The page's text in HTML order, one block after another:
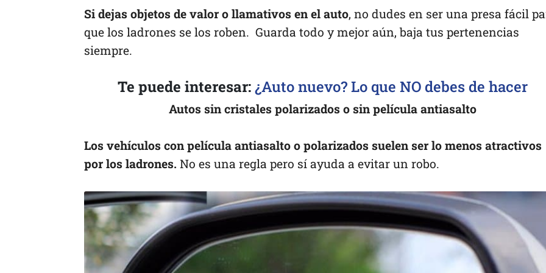
Si dejas objetos de valor o llamativos en el auto, no dudes en ser una presa fácil
que los ladrones se los roben. Guarda todo y mejor aún, baja tus pertenencias
siempre.
Te puede interesar:¿Auto nuevo? Lo que NO debes de hacer
Autos sin cristales polarizados o sin película antiasalto
Los vehículos con película antiasalto o polarizados suelen ser lo menos atractivos
por los ladrones. No es una regla pero sí ayuda a evitar un robo.